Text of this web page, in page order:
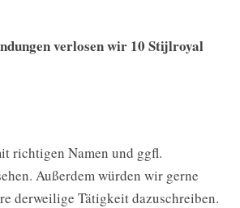
verlosen wir 10 Stijlroyal
richtigen Namen und ggfl.
Außerdem würden wir gerne
derweilige Tätigkeit dazuschreiben.